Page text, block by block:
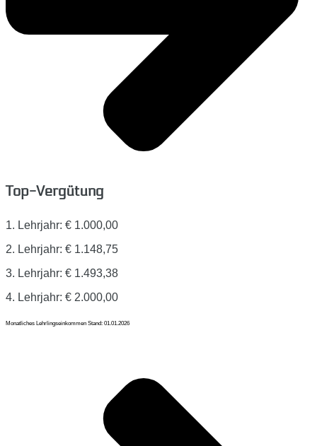
Top-Vergütung
1. Lehrjahr: € 1.000,00
2. Lehrjahr: € 1.148,75
3. Lehrjahr: € 1.493,38
4. Lehrjahr: € 2.000,00
Monatliches Lehrlingseinkommen Stand: 01.01.2026